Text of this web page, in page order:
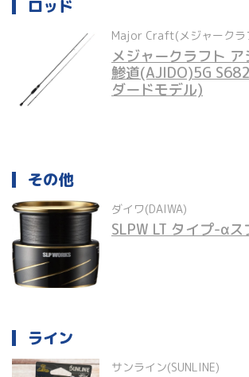
ロッド
Major Craft(メジャークラ
メジャークラフト
鯵道(AJIDO)5G
ダードモデル)
その他
ダイワ(DAIWA)
SLPW LT タイプ-αス
ライン
サンライン(SUNLINE)